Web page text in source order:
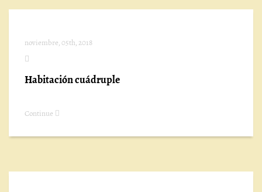
noviembre, 05th, 2018
Habitación cuádruple
Continue